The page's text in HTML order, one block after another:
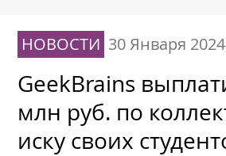
НОВОСТИ 30 Января
GeekBrains
млн руб. по
иску своих